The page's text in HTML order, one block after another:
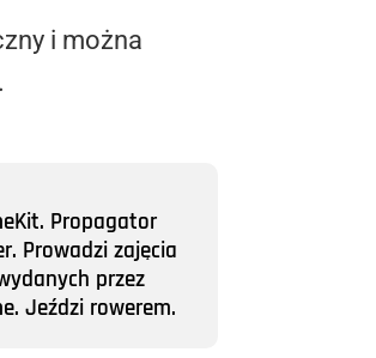
i można
Propagator
Prowadzi zajęcia
przez
Jeździ rowerem.